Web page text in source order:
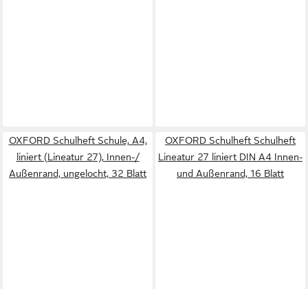
OXFORD Schulheft Schule, A4,
liniert (Lineatur 27), Innen-/
Außenrand, ungelocht, 32 Blatt
OXFORD Schulheft Schulheft
Lineatur 27 liniert DIN A4 Innen-
und Außenrand, 16 Blatt